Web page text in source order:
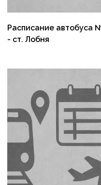
Расписание автобуса
- ст. Лобня